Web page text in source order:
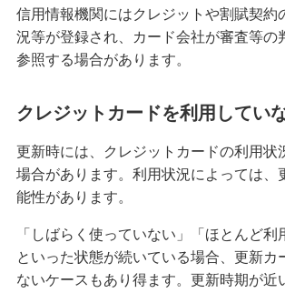
信用情報機関にはクレジットや割賦契約
況等が登録され、カード会社が審査等の
参照する場合があります。
クレジットカードを利用してい
更新時には、クレジットカードの利用状
場合があります。利用状況によっては、
能性があります。
「しばらく使っていない」「ほとんど利
といった状態が続いている場合、更新カ
ないケースもあり得ます。更新時期が近